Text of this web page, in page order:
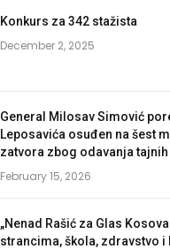
Konkurs za 342 stažista
December 2, 2025
General Milosav Simović
Leposavića osuđen na šest
zatvora zbog odavanja
February 15, 2026
„Nenad Rašić za Glas
strancima, škola, zdravstvo i